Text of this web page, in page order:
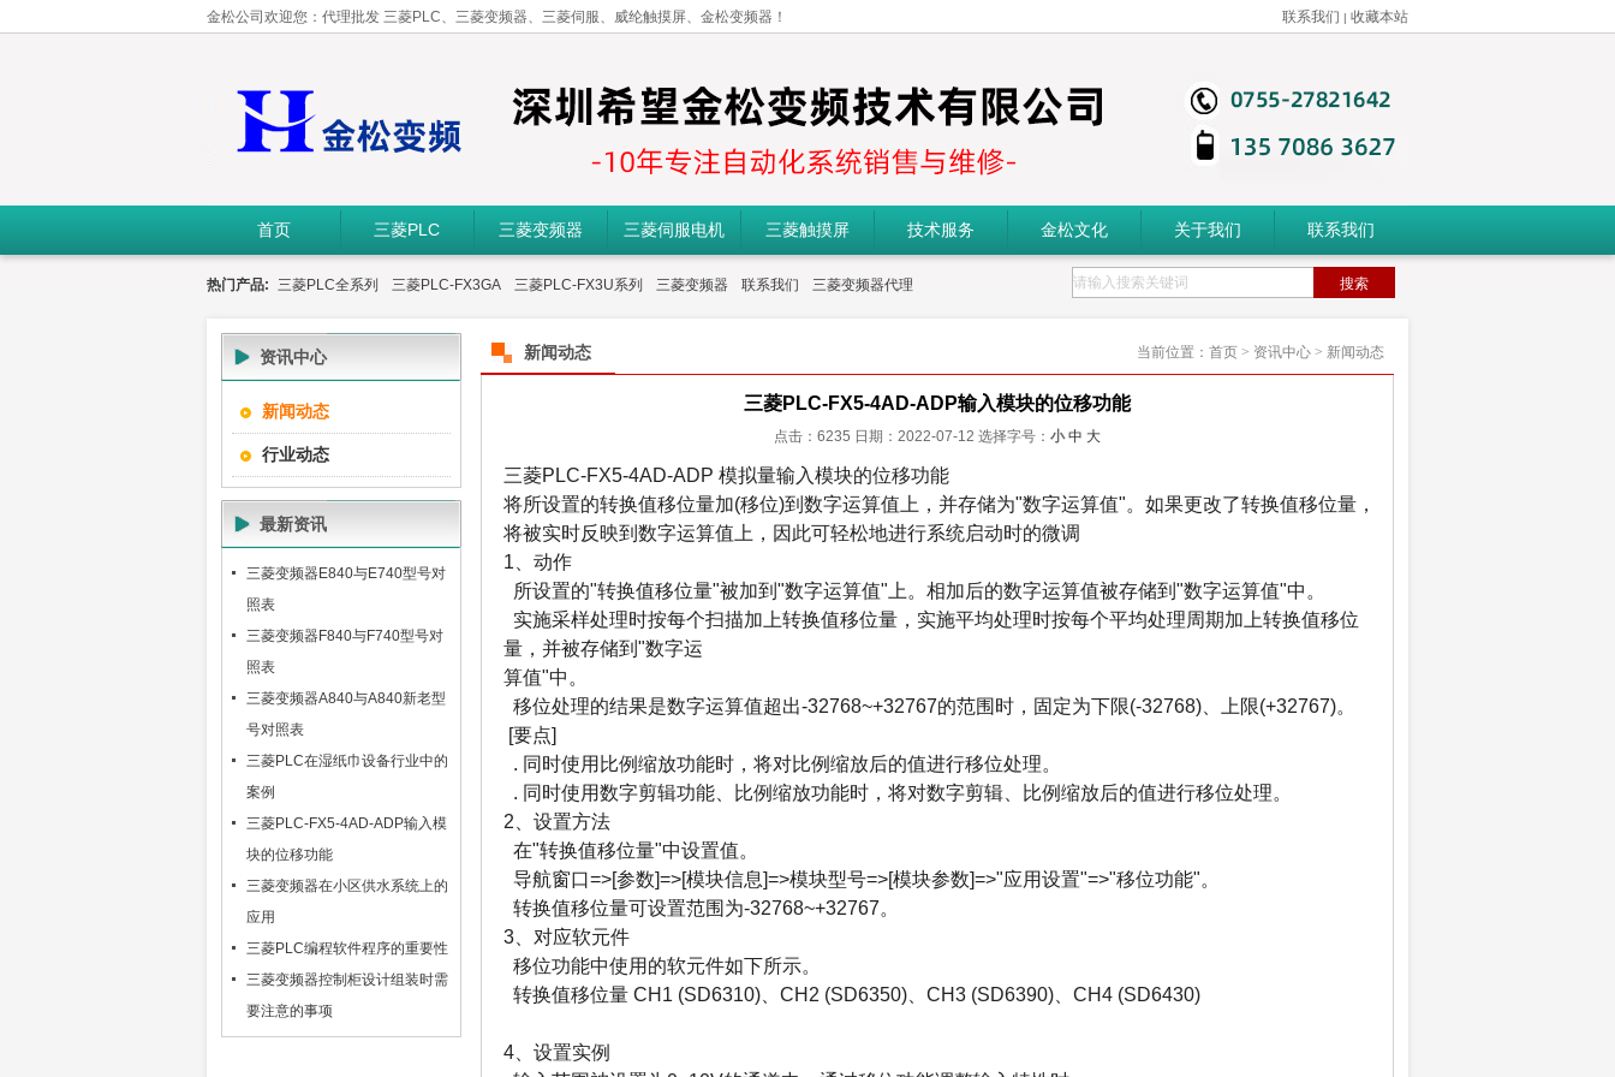
金松公司欢迎您：代理批发 三菱PLC、三菱变频器、三菱伺服、威纶触摸屏、金松变频器！ 联系我们 | 收藏本站
首页 三菱PLC 三菱变频器 三菱伺服电机 三菱触摸屏 技术服务 金松文化 关于我们 联系我们
请输入搜索关键词
热门产品: 三菱PLC全系列 三菱PLC-FX3GA 三菱PLC-FX3U系列 三菱变频器 联系我们 三菱变频器代理
资讯中心
新闻动态
行业动态
最新资讯
三菱变频器E840与E740型号对
照表
三菱变频器F840与F740型号对
照表
三菱变频器A840与A840新老型
号对照表
三菱PLC在湿纸巾设备行业中的
案例
三菱PLC-FX5-4AD-ADP输入模
块的位移功能
三菱变频器在小区供水系统上的
应用
三菱PLC编程软件程序的重要性
三菱变频器控制柜设计组装时需
要注意的事项
新闻动态 当前位置： 首页 > 资讯中心 > 新闻动态
三菱PLC-FX5-4AD-ADP输入模块的位移功能
点击：6235 日期：2022-07-12 选择字号： 小 中 大
三菱PLC-FX5-4AD-ADP 模拟量输入模块的位移功能
将所设置的转换值移位量加(移位)到数字运算值上，并存储为"数字运算值"。如果更改了转换值移位量，
将被实时反映到数字运算值上，因此可轻松地进行系统启动时的微调
1、动作
所设置的"转换值移位量"被加到"数字运算值"上。相加后的数字运算值被存储到"数字运算值"中。
实施采样处理时按每个扫描加上转换值移位量，实施平均处理时按每个平均处理周期加上转换值移位
量，并被存储到"数字运
算值"中。
移位处理的结果是数字运算值超出-32768~+32767的范围时，固定为下限(-32768)、上限(+32767)。
[要点]
. 同时使用比例缩放功能时，将对比例缩放后的值进行移位处理。
. 同时使用数字剪辑功能、比例缩放功能时，将对数字剪辑、比例缩放后的值进行移位处理。
2、设置方法
在"转换值移位量"中设置值。
导航窗口=>[参数]=>[模块信息]=>模块型号=>[模块参数]=>"应用设置"=>"移位功能"。
转换值移位量可设置范围为-32768~+32767。
3、对应软元件
移位功能中使用的软元件如下所示。
转换值移位量 CH1 (SD6310)、CH2 (SD6350)、CH3 (SD6390)、CH4 (SD6430)
4、设置实例